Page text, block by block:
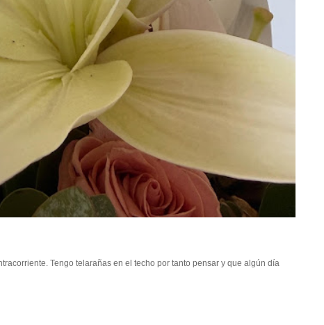
Tengo telarañas en el techo por tanto pensar y que algún día